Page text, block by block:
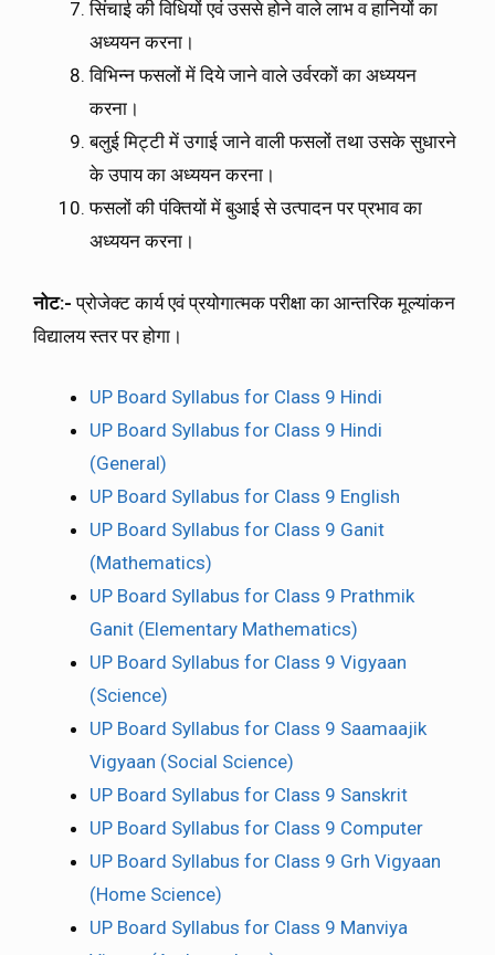
सिंचाई की विधियों एवं उससे होने वाले लाभ व हानियों का
अध्ययन करना।
विभिन्न फसलों में दिये जाने वाले उर्वरकों का अध्ययन
करना।
बलुई मिट्टी में उगाई जाने वाली फसलों तथा उसके सुधारने
के उपाय का अध्ययन करना।
फसलों की पंक्तियों में बुआई से उत्पादन पर प्रभाव का
अध्ययन करना।
नोट:- प्रोजेक्ट कार्य एवं प्रयोगात्मक परीक्षा का आन्तरिक मूल्यांकन
विद्यालय स्तर पर होगा।
UP Board Syllabus for Class 9 Hindi
UP Board Syllabus for Class 9 Hindi
(General)
UP Board Syllabus for Class 9 English
UP Board Syllabus for Class 9 Ganit
(Mathematics)
UP Board Syllabus for Class 9 Prathmik
Ganit (Elementary Mathematics)
UP Board Syllabus for Class 9 Vigyaan
(Science)
UP Board Syllabus for Class 9 Saamaajik
Vigyaan (Social Science)
UP Board Syllabus for Class 9 Sanskrit
UP Board Syllabus for Class 9 Computer
UP Board Syllabus for Class 9 Grh Vigyaan
(Home Science)
UP Board Syllabus for Class 9 Manviya